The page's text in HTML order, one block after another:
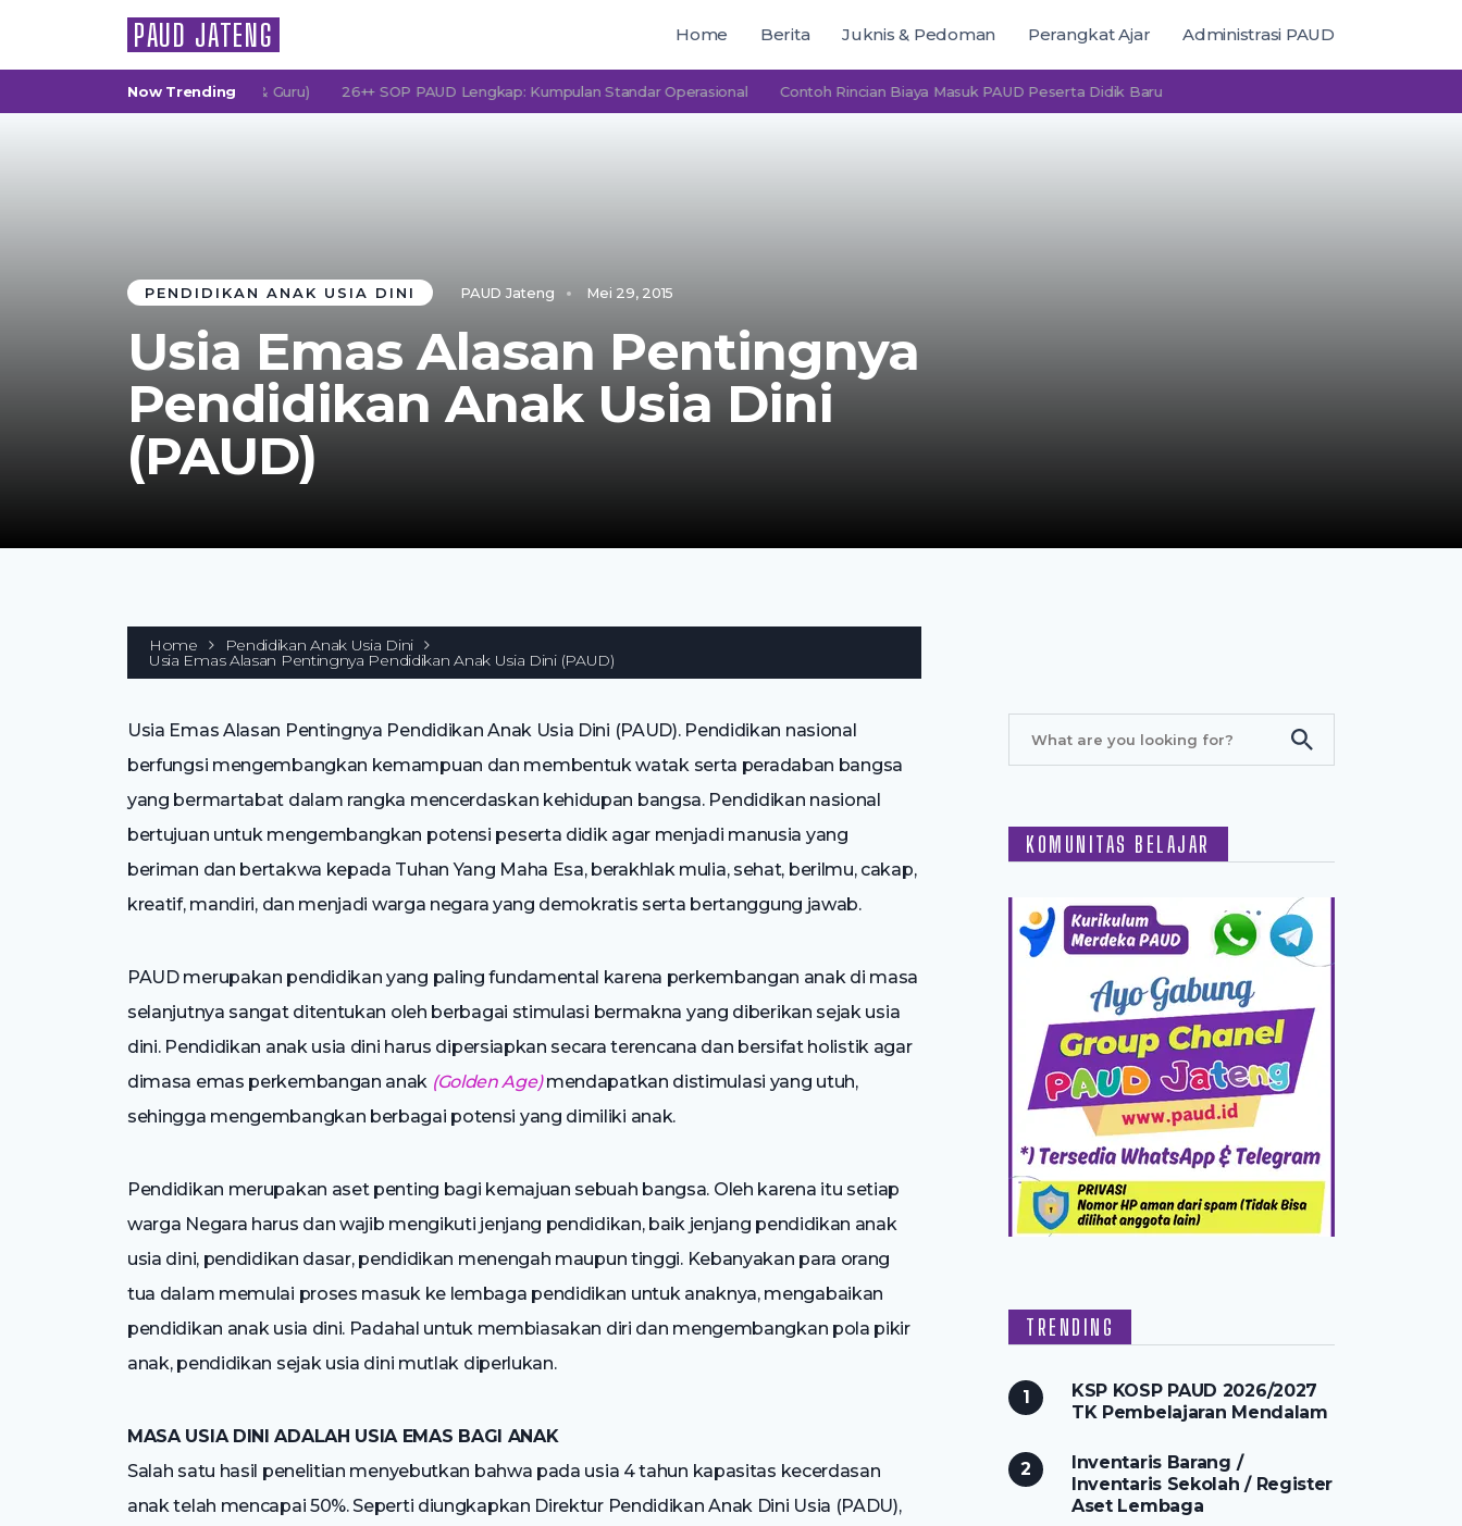
PAUD JATENG Home Berita Juknis & Pedoman Perangkat Ajar Administrasi PAUD
Now Trending
Orang Tua Murid & Guru) 26++ SOP PAUD Lengkap: Kumpulan Standar Operasional Contoh Rincian Biaya Masuk PAUD Peserta Didik Baru
PENDIDIKAN ANAK USIA DINI PAUD Jateng Mei 29, 2015
Usia Emas Alasan Pentingnya
Pendidikan Anak Usia Dini
(PAUD)
Home Pendidikan Anak Usia Dini
Usia Emas Alasan Pentingnya Pendidikan Anak Usia Dini (PAUD)
Usia Emas Alasan Pentingnya Pendidikan Anak Usia Dini (PAUD). Pendidikan nasional
berfungsi mengembangkan kemampuan dan membentuk watak serta peradaban bangsa
yang bermartabat dalam rangka mencerdaskan kehidupan bangsa. Pendidikan nasional
bertujuan untuk mengembangkan potensi peserta didik agar menjadi manusia yang
beriman dan bertakwa kepada Tuhan Yang Maha Esa, berakhlak mulia, sehat, berilmu, cakap,
kreatif, mandiri, dan menjadi warga negara yang demokratis serta bertanggung jawab.
PAUD merupakan pendidikan yang paling fundamental karena perkembangan anak di masa
selanjutnya sangat ditentukan oleh berbagai stimulasi bermakna yang diberikan sejak usia
dini. Pendidikan anak usia dini harus dipersiapkan secara terencana dan bersifat holistik agar
dimasa emas perkembangan anak (Golden Age)mendapatkan distimulasi yang utuh,
sehingga mengembangkan berbagai potensi yang dimiliki anak.
Pendidikan merupakan aset penting bagi kemajuan sebuah bangsa. Oleh karena itu setiap
warga Negara harus dan wajib mengikuti jenjang pendidikan, baik jenjang pendidikan anak
usia dini, pendidikan dasar, pendidikan menengah maupun tinggi. Kebanyakan para orang
tua dalam memulai proses masuk ke lembaga pendidikan untuk anaknya, mengabaikan
pendidikan anak usia dini. Padahal untuk membiasakan diri dan mengembangkan pola pikir
anak, pendidikan sejak usia dini mutlak diperlukan.
MASA USIA DINI ADALAH USIA EMAS BAGI ANAK
Salah satu hasil penelitian menyebutkan bahwa pada usia 4 tahun kapasitas kecerdasan
anak telah mencapai 50%. Seperti diungkapkan Direktur Pendidikan Anak Dini Usia (PADU),
KOMUNITAS BELAJAR
TRENDING
KSP KOSP PAUD 2026/2027
TK Pembelajaran Mendalam
Inventaris Barang /
Inventaris Sekolah / Register
Aset Lembaga